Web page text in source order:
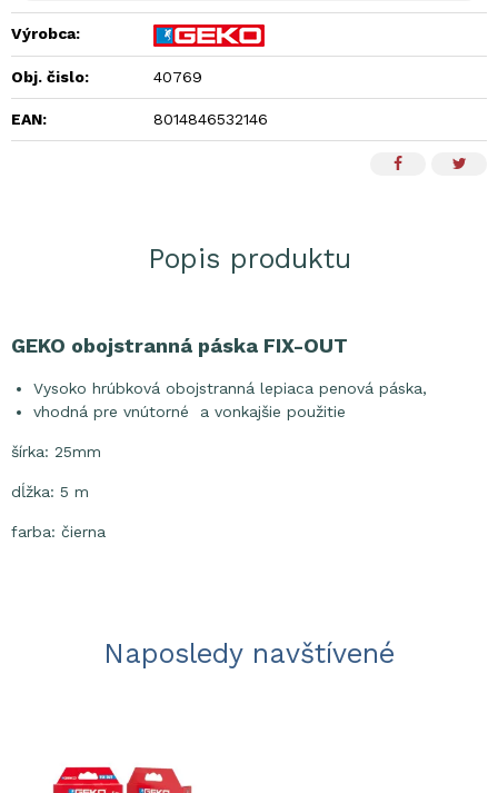
Výrobca:
Obj. čislo: 40769
EAN: 8014846532146
Popis produktu
GEKO obojstranná páska FIX-OUT
Vysoko hrúbková obojstranná lepiaca penová páska,
vhodná pre vnútorné a vonkajšie použitie
šírka: 25mm
dĺžka: 5 m
farba: čierna
Naposledy navštívené